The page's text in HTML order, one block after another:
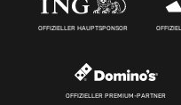
OFFIZIELLER HAUPTSPONSOR
OFFIZIELLER PREMIUM-PARTNER